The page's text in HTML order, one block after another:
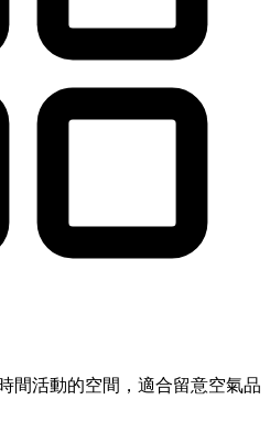
間活動的空間，適合留意空氣品